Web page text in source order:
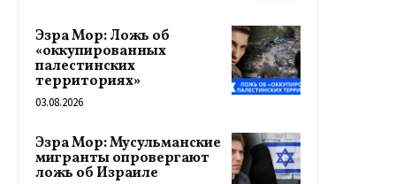
Эзра Мор: Ложь об
«оккупированных
палестинских
территориях»
03.08.2026
Эзра Мор: Мусульманские
мигранты опровергают
ложь об Израиле